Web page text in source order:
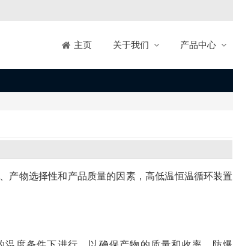
主页 关于我们 产品中心
产物选择性和产品质量的因素，高低温恒温循环装置